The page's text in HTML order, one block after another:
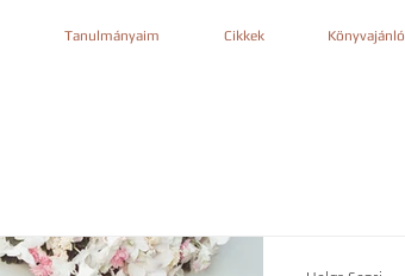
Tanulmányaim Cikkek Könyvajánló